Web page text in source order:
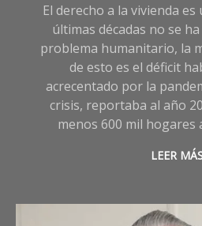
El derecho a la vivienda
últimas décadas no se
problema humanitario, la
de esto es el déficit
acrecentado por la
crisis, reportaba al año
menos 600 mil hogares
LEER